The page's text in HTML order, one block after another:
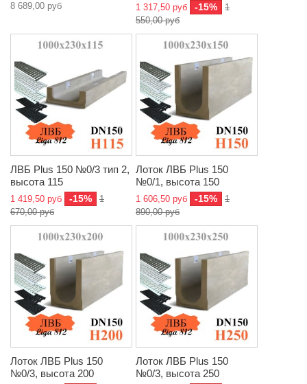
8 689,00 руб 1 317,50 руб -15%
1
550,00 руб
ЛВБ Plus 150 №0/3 тип 2,
высота 115
1 419,50 руб -15%
1
670,00 руб
Лоток ЛВБ Plus 150
№0/1, высота 150
1 606,50 руб -15%
1
890,00 руб
Лоток ЛВБ Plus 150
№0/3, высота 200
Лоток ЛВБ Plus 150
№0/3, высота 250